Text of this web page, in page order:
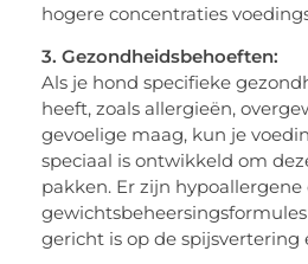
hogere concentraties
3. Gezondheidsbehoeften:
Als je hond specifieke
heeft, zoals allergieën,
gevoelige maag, kun je
speciaal is ontwikkeld om
pakken. Er zijn hypoallergene
gericht is op de spijsvertering